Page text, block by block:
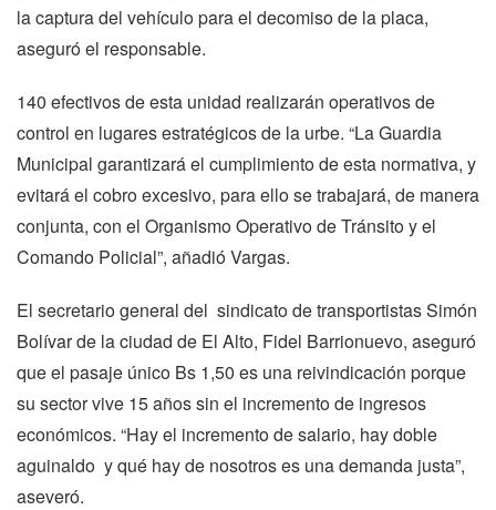
la captura del vehículo para el decomiso de la placa,
aseguró el responsable.
140 efectivos de esta unidad realizarán operativos de
control en lugares estratégicos de la urbe. “La Guardia
Municipal garantizará el cumplimiento de esta normativa, y
evitará el cobro excesivo, para ello se trabajará, de manera
conjunta, con el Organismo Operativo de Tránsito y el
Comando Policial”, añadió Vargas.
El secretario general del sindicato de transportistas Simón
Bolívar de la ciudad de El Alto, Fidel Barrionuevo, aseguró
que el pasaje único Bs 1,50 es una reivindicación porque
su sector vive 15 años sin el incremento de ingresos
económicos. “Hay el incremento de salario, hay doble
aguinaldo y qué hay de nosotros es una demanda justa”,
aseveró.